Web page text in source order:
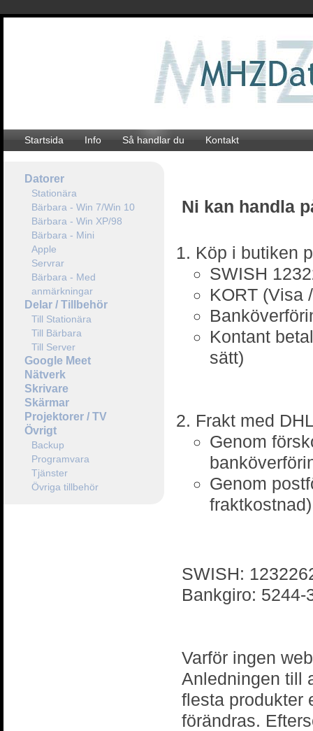
Startsida Info Så handlar du Kontakt
Datorer
Stationära
Bärbara - Win 7/Win 10
Bärbara - Win XP/98
Bärbara - Mini
Apple
Servrar
Bärbara - Med
anmärkningar
Delar / Tillbehör
Till Stationära
Till Bärbara
Till Server
Google Meet
Nätverk
Skrivare
Skärmar
Projektorer / TV
Övrigt
Backup
Programvara
Tjänster
Övriga tillbehör
Ni kan handla
Köp i butiken
SWISH
KORT (Visa
Kontant
sätt)
Frakt med
Genom
Genom
fraktkostnad)
SWISH:
Bankgiro: 5244-
Varför ingen
Anledningen till
flesta produkter
förändras.